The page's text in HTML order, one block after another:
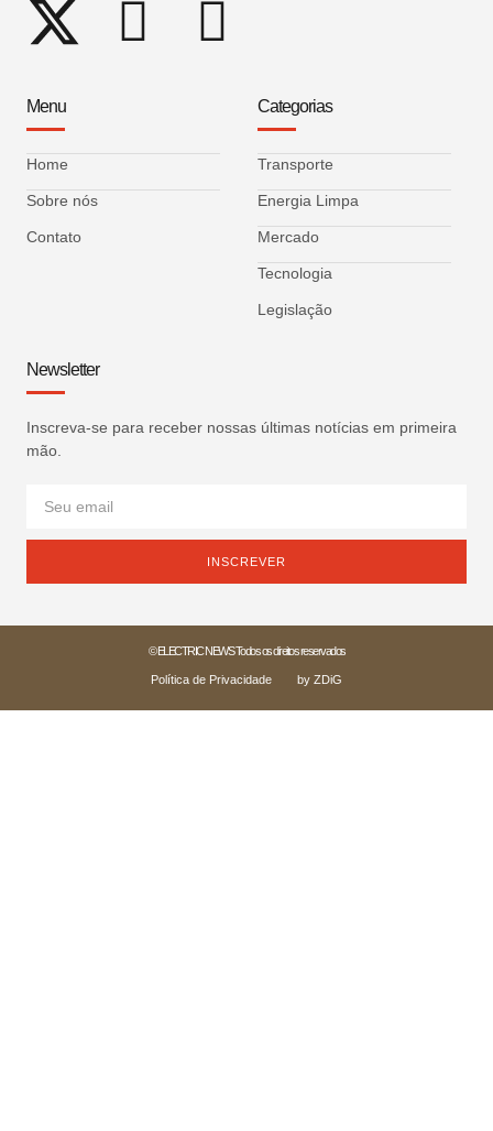
Menu
Home
Sobre nós
Contato
Categorias
Transporte
Energia Limpa
Mercado
Tecnologia
Legislação
Newsletter
Inscreva-se para receber nossas últimas notícias em primeira
mão.
INSCREVER
© ELECTRIC NEWS Todos os direitos reservados
Política de Privacidade by ZDiG